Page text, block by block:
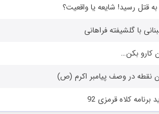
قتل رسید! شایعه یا واقعیت؟
با گلشیفته فراهانی
کارو بکن…
نقطه در وصف پیامبر اکرم (ص)
کلاه قرمزی 92